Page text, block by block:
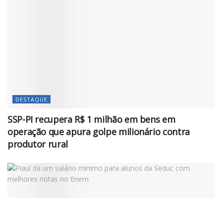
DESTAQUE
SSP-PI recupera R$ 1 milhão em bens em
operação que apura golpe milionário contra
produtor rural